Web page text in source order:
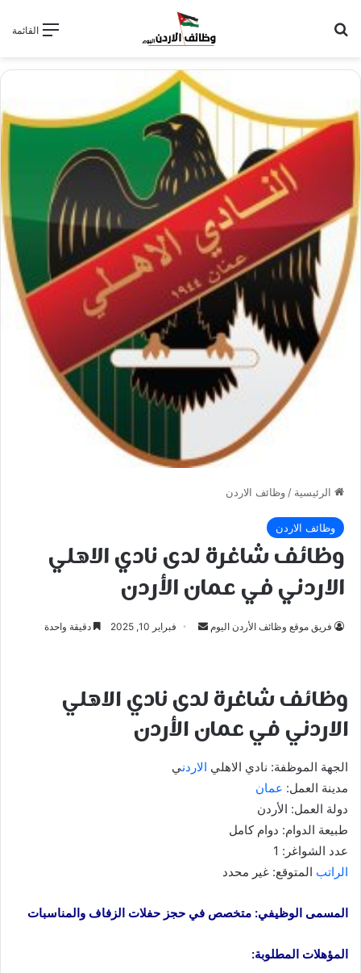
القائمة
الرئيسية /وظائف الاردن
وظائف الاردن
وظائف شاغرة لدى نادي الاهلي
الاردني في عمان الأردن
فريق موقع وظائف الأردن اليوم
أرسل فبراير 10, 2025 دقيقة واحدة
وظائف شاغرة لدى نادي الاهلي
الاردني في عمان الأردن
الجهة الموظفة: نادي الاهلي الاردني
مدينة العمل: عمان
دولة العمل: الأردن
طبيعة الدوام: دوام كامل
عدد الشواغر: 1
الراتب المتوقع: غير محدد
المسمى الوظيفي: متخصص في حجز حفلات الزفاف والمناسبات
المؤهلات المطلوبة: